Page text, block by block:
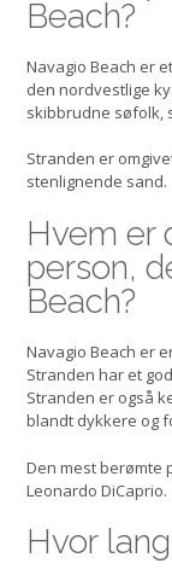
Beach?
Navagio Beach er
den nordvestlige
skibbrudne søfolk,
Stranden er
stenlignende sand.
Hvem er
person,
Beach?
Navagio Beach er
Stranden har et
Stranden er også
blandt dykkere og
Den mest berømte
Leonardo DiCaprio.
Hvor